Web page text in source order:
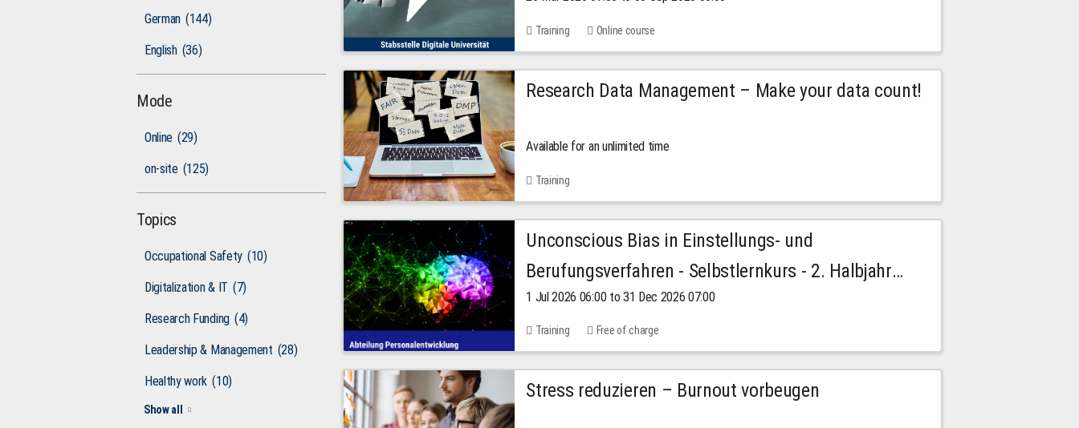
German (144)
English (36)
Mode
Online (29)
on-site (125)
Topics
Occupational Safety (10)
Digitalization & IT (7)
Research Funding (4)
Leadership & Management (28)
Healthy work (10)
Show all
Training Online course
Research Data Management – Make your data count!
Available for an unlimited time
Training
Unconscious Bias in Einstellungs- und
Berufungsverfahren - Selbstlernkurs - 2. Halbjahr
2026
1 Jul 2026 06:00 to 31 Dec 2026 07:00
Training Free of charge
Stress reduzieren – Burnout vorbeugen